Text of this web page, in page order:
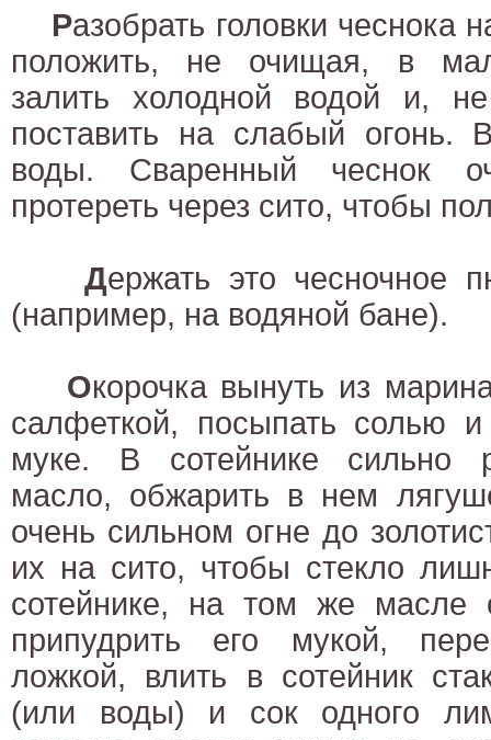
Разобрать головки чеснока
положить, не очищая, в
залить холодной водой и,
поставить на слабый огонь.
воды. Сваренный чеснок
протереть через сито, чтобы
Держать это чесночное
(например, на водяной бане).
Окорочка вынуть из
салфеткой, посыпать солью
муке. В сотейнике сильно
масло, обжарить в нем
очень сильном огне до
их на сито, чтобы стекло
сотейнике, на том же масле
припудрить его мукой,
ложкой, влить в сотейник
(или воды) и сок одного